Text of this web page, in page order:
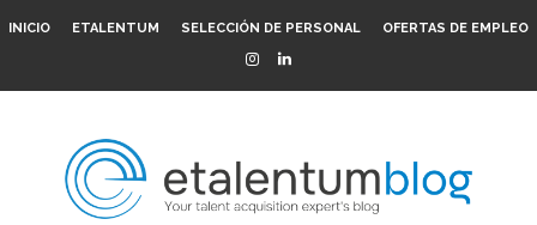
INICIO ETALENTUM SELECCIÓN DE PERSONAL OFERTAS DE EMPLEO